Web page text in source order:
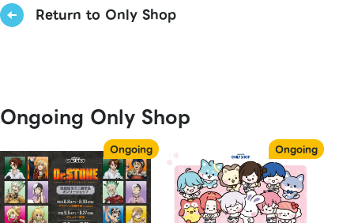
Return to Only Shop
Ongoing Only Shop